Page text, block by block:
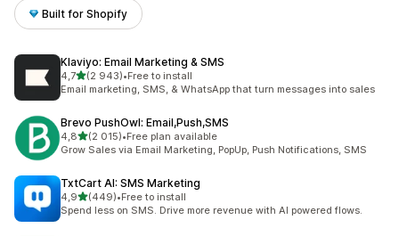
Built for Shopify
Klaviyo: Email Marketing & SMS
4,7av 5 stjerner
(2 943)
Totalt 2943 omtaler
•Free to install
Email marketing, SMS, & WhatsApp that turn messages into sales
Brevo PushOwl: Email,Push,SMS
4,8av 5 stjerner
(2 015)
Totalt 2015 omtaler
•Free plan available
Grow Sales via Email Marketing, PopUp, Push Notifications, SMS
TxtCart AI: SMS Marketing
4,9av 5 stjerner
(449)
Totalt 449 omtaler
•Free to install
Spend less on SMS. Drive more revenue with AI powered flows.